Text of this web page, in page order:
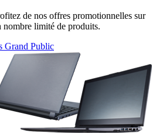
de nos offres promotionnelles sur
nombre limité de produits.
Grand Public